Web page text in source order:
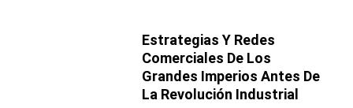
Estrategias Y Redes
Comerciales De Los
Grandes Imperios Antes De
La Revolución Industrial